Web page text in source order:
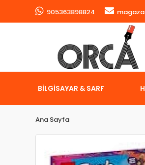
905363898824
BİLGİSAYAR & SARF
Ana Sayfa